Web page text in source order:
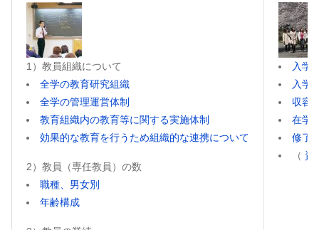
1）教員組織について
全学の教育研究組織
全学の管理運営体制
教育組織内の教育等に関する実施体制
効果的な教育を行うため組織的な連携について
2）教員（専任教員）の数
職種、男女別
年齢構成
入学
入学
収容
在学
修了
（ 資